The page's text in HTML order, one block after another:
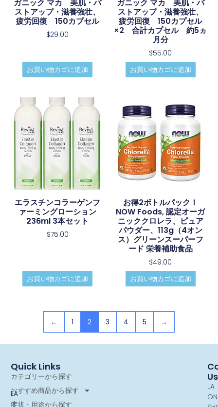
ガニック マカ 美肌・バ
ストアップ・滋養強壮、
疲労回復 150カプセル
$29.00
お買い物カゴに追加
ガニック マカ 美肌・バ
ストアップ・滋養強壮、
疲労回復 150カプセル
×2 合計カプセル 約5ヵ
月分
$55.00
お買い物カゴに追加
エラスチンコラーゲンフ
ァーミングローション
236ml 3本セット
$75.00
お買い物カゴに追加
お得2ボトルパック！
NOW Foods, 認定オーガ
ニッククロレラ、ピュア
パウダー、113g（4オン
ス）グリーンスーパーフ
ード 栄養補助食品
$49.00
お買い物カゴに追加
← 1 2 3 4 5 →
LA
オ
Quick Links
カテゴリーから探す
おすすめ商品から探す
症状・用途から探す
Us
LA